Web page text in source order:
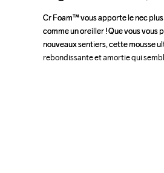
Cr Foam™ vous apporte le nec
comme un oreiller ! Que vous vous
nouveaux sentiers, cette mousse
rebondissante et amortie qui
Cr Foam™ vous apporte le nec
comme un oreiller ! Que vous vous
nouveaux sentiers, cette mousse